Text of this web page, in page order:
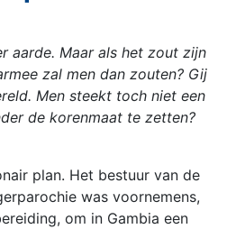
aarde. Maar als het zout zijn
zal men dan zouten? Gij
Men steekt toch niet een
de korenmaat te zetten?
plan. Het bestuur van de
was voornemens,
om in Gambia een